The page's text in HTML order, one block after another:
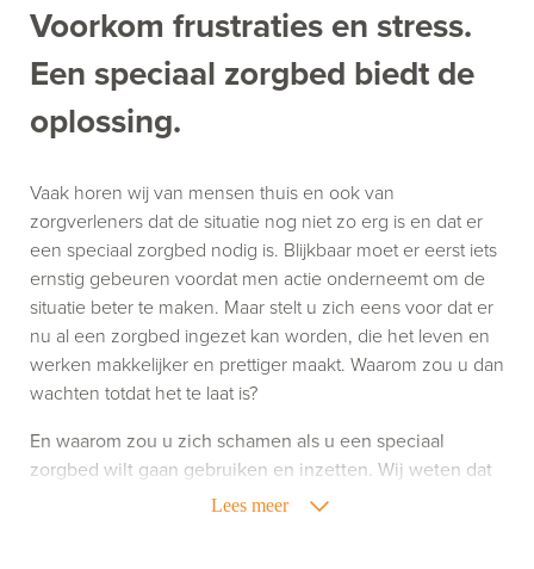
Voorkom frustraties en stress.
Een speciaal zorgbed biedt de
oplossing.
Vaak horen wij van mensen thuis en ook van
zorgverleners dat de situatie nog niet zo erg is en dat er
een speciaal zorgbed nodig is. Blijkbaar moet er eerst iets
ernstig gebeuren voordat men actie onderneemt om de
situatie beter te maken. Maar stelt u zich eens voor dat er
nu al een zorgbed ingezet kan worden, die het leven en
werken makkelijker en prettiger maakt. Waarom zou u dan
wachten totdat het te laat is?
Lees meer
En waarom zou u zich schamen als u een speciaal
zorgbed wilt gaan gebruiken en inzetten. Wij weten dat
het gebruik van zorghulpmiddelen niet altijd leuk is,